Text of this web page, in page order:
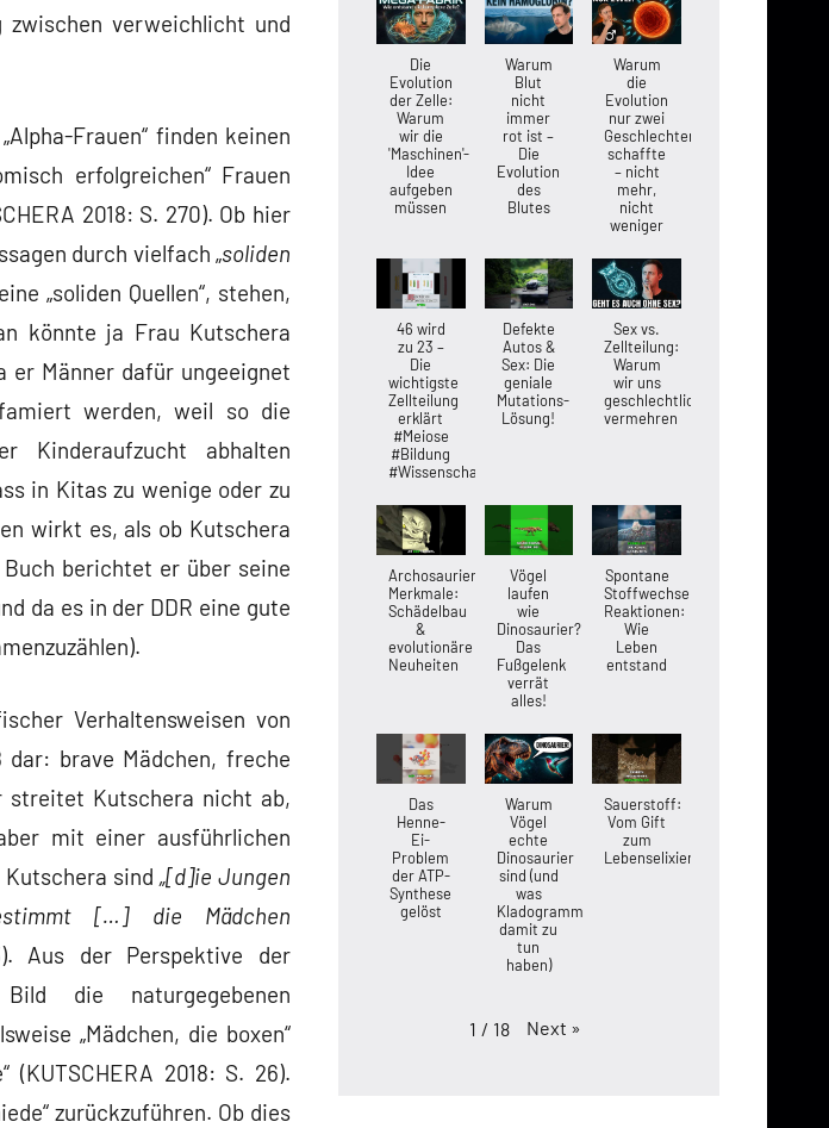
zwischen verweichlicht und
Frauen“ finden keinen
erfolgreichen“ Frauen
2018: S. 270). Ob hier
durch vielfach „soliden
„soliden Quellen“, stehen,
könnte ja Frau Kutschera
er Männer dafür ungeeignet
werden, weil so die
Kinderaufzucht abhalten
in Kitas zu wenige oder zu
wirkt es, als ob Kutschera
berichtet er über seine
da es in der DDR eine gute
Verhaltensweisen von
dar: brave Mädchen, freche
streitet Kutschera nicht ab,
mit einer ausführlichen
sind „[d]ie Jungen
[…] die Mädchen
Aus der Perspektive der
die naturgegebenen
„Mädchen, die boxen“
2018: S. 26).
zurückzuführen. Ob dies
Die
Evolution
der Zelle:
Warum
wir die
'Maschinen'-
Idee
aufgeben
müssen
Warum
Blut
nicht
immer
rot ist –
Die
Evolution
des
Blutes
Warum
die
Evolution
nur zwei
Geschlechter
schaffte
– nicht
mehr,
nicht
weniger
46 wird
zu 23 –
Die
wichtigste
Zellteilung
erklärt
#Meiose
#Bildung
#Wissenschaft
Defekte
Autos &
Sex: Die
geniale
Mutations-
Lösung!
Sex vs.
Zellteilung:
Warum
wir uns
geschlechtlich
vermehren
Archosaurier-
Merkmale:
Schädelbau
&
evolutionäre
Neuheiten
Vögel
laufen
wie
Dinosaurier?
Das
Fußgelenk
verrät
alles!
Spontane
Stoffwechsel-
Reaktionen:
Wie
Leben
entstand
Das
Henne-
Ei-
Problem
der ATP-
Synthese
gelöst
Warum
Vögel
echte
Dinosaurier
sind (und
was
Kladogramme
damit zu
tun
haben)
Sauerstoff:
Vom Gift
zum
Lebenselixier
1 / 18 Next »